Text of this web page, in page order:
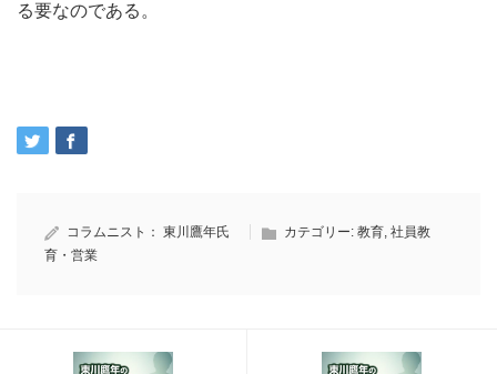
る要なのである。
コラムニスト： 東川鷹年氏 カテゴリー: 教育, 社員教
育・営業